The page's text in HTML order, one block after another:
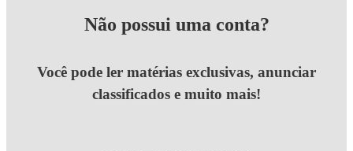
Não possui uma conta?
Você pode ler matérias exclusivas, anunciar
classificados e muito mais!